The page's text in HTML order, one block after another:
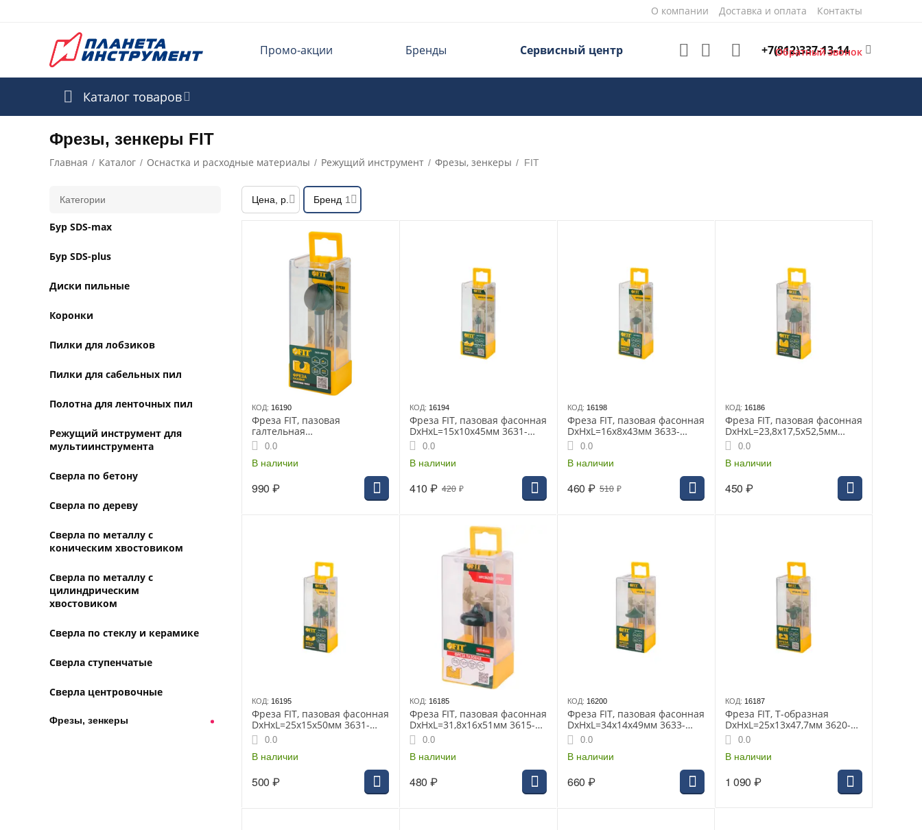
О компании Доставка и оплата Контакты
Промо-акции Бренды Сервисный центр +7(812)337-13-14
Обратный звонок
Каталог товаров
Фрезы, зенкеры FIT
Главная / Каталог / Оснастка и расходные материалы / Режущий инструмент / Фрезы, зенкеры / FIT
Цена, р. Бренд 1
КОД: 16190
Фреза FIT, пазовая
галтельная
DxHxL=24х22х66,2мм 3623-
082224
0.0
В наличии
990 ₽
КОД: 16194
Фреза FIT, пазовая фасонная
DxHxL=15х10х45мм 3631-
081015
0.0
В наличии
420 ₽
410 ₽
КОД: 16198
Фреза FIT, пазовая фасонная
DxHxL=16х8х43мм 3633-
080816
0.0
В наличии
510 ₽
460 ₽
КОД: 16186
Фреза FIT, пазовая фасонная
DxHxL=23,8х17,5х52,5мм
3615-081724
0.0
В наличии
450 ₽
КОД: 16195
Фреза FIT, пазовая фасонная
DxHxL=25х15х50мм 3631-
081525
0.0
В наличии
500 ₽
КОД: 16185
Фреза FIT, пазовая фасонная
DxHxL=31,8х16х51мм 3615-
081632
0.0
В наличии
480 ₽
КОД: 16200
Фреза FIT, пазовая фасонная
DxHxL=34х14х49мм 3633-
081434
0.0
В наличии
660 ₽
КОД: 16187
Фреза FIT, Т-образная
DxHxL=25х13х47,7мм 3620-
081325
0.0
В наличии
1 090 ₽
Категории
Бур SDS-max
Бур SDS-plus
Диски пильные
Коронки
Пилки для лобзиков
Пилки для сабельных пил
Полотна для ленточных пил
Режущий инструмент для
мультиинструмента
Сверла по бетону
Сверла по дереву
Сверла по металлу с
коническим хвостовиком
Сверла по металлу с
цилиндрическим
хвостовиком
Сверла по стеклу и керамике
Сверла ступенчатые
Сверла центровочные
Фрезы, зенкеры